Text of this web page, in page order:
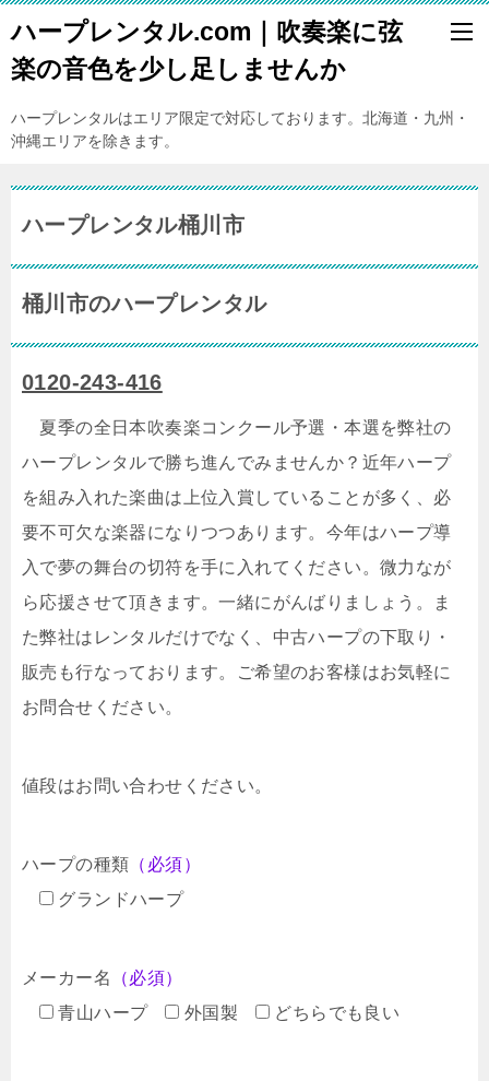
ハープレンタル.com｜吹奏楽に弦
楽の音色を少し足しませんか
ハープレンタルはエリア限定で対応しております。北海道・九州・
沖縄エリアを除きます。
ハープレンタル桶川市
桶川市のハープレンタル
0120-243-416
夏季の全日本吹奏楽コンクール予選・本選を弊社の
ハープレンタルで勝ち進んでみませんか？近年ハープ
を組み入れた楽曲は上位入賞していることが多く、必
要不可欠な楽器になりつつあります。今年はハープ導
入で夢の舞台の切符を手に入れてください。微力なが
ら応援させて頂きます。一緒にがんばりましょう。ま
た弊社はレンタルだけでなく、中古ハープの下取り・
販売も行なっております。ご希望のお客様はお気軽に
お問合せください。
値段はお問い合わせください。
ハープの種類 （必須）
グランドハープ
メーカー名
（必須）
青山ハープ
外国製 どちらでも良い